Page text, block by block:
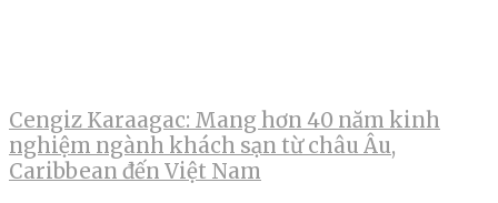
Cengiz Karaagac: Mang hơn 40 năm kinh
nghiệm ngành khách sạn từ châu Âu,
Caribbean đến Việt Nam